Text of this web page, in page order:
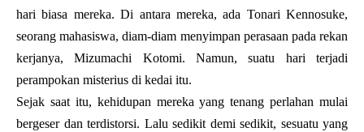
hari biasa mereka.Di antara mereka, ada Tonari Kennosuke,
seorang mahasiswa, diam-diam menyimpan perasaan pada rekan
kerjanya, Mizumachi Kotomi. Namun, suatu hari terjadi
perampokan misterius di kedai itu.
Sejak saat itu, kehidupan mereka yang tenang perlahan mulai
bergeser dan terdistorsi. Lalu sedikit demi sedikit, sesuatu yang